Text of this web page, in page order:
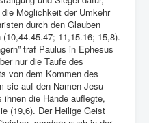
Möglichkeit der Umkehr
durch den Glauben
11,15.16; 15,8).
traf Paulus in Ephesus
nur die Taufe des
von dem Kommen des
sie auf den Namen Jesu
die Hände auflegte,
(19,6). Der Heilige Geist